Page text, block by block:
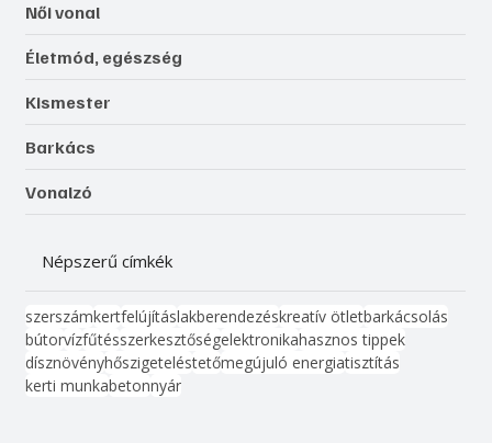
Női vonal
Életmód, egészség
Kismester
Barkács
Vonalzó
Népszerű címkék
szerszámkertfelújításlakberendezéskreatív ötletbarkácsolás
bútorvízfűtésszerkesztőségelektronikahasznos tippek
dísznövényhőszigeteléstetőmegújuló energiatisztítás
kerti munkabetonnyár